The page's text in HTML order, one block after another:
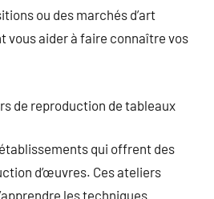
ou des marchés d’art
vous aider à faire connaître vos
de reproduction de tableaux
qui offrent des
d’œuvres. Ces ateliers
les techniques